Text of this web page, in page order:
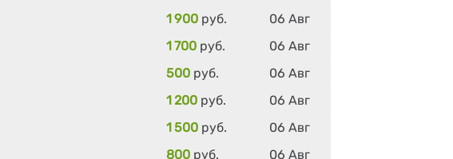
1 900 руб.
06 Авг
1 700 руб.
06 Авг
500 руб.
06 Авг
1 200 руб.
06 Авг
1 500 руб.
06 Авг
800 руб.
06 Авг